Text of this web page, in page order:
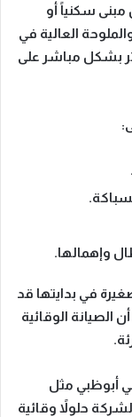
سكنياً أو
العالية في
بشكل مباشر على
وإهمالها.
في بدايتها قد
الصيانة الوقائية
أبوظبي مثل
حلولاً وقائية